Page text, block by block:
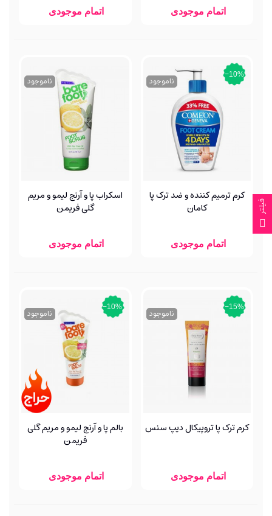
اتمام موجودی اتمام موجودی
‎−10%
ناموجود
کرم ترمیم کننده و ضد ترک پا
کامان
اتمام موجودی
ناموجود
اسکراب پا و آرنج لیمو و مریم
گلی فریمن
اتمام موجودی
‎−15%
ناموجود
کرم ترک پا تروپیکال دیپ سنس
اتمام موجودی
‎−10%
ناموجود
بالم پا و آرنج لیمو و مریم گلی
فریمن
اتمام موجودی
فیلتر